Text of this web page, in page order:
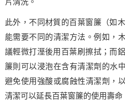
片清洗。
此外，不同材質的百葉窗簾（如
能需要不同的清潔方法。例如，
議輕微打溼後用百葉刷擦拭；而
簾則可以浸泡在含有清潔劑的水
避免使用強酸或腐蝕性清潔劑，
清潔可以延長百葉窗簾的使用壽命